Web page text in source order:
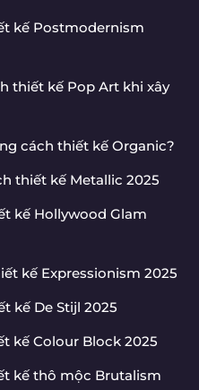
kế Postmodernism
thiết kế Pop Art khi xây
cách thiết kế Organic?
thiết kế Metallic 2025
kế Hollywood Glam
kế Expressionism 2025
kế De Stijl 2025
kế Colour Block 2025
kế thô mộc Brutalism